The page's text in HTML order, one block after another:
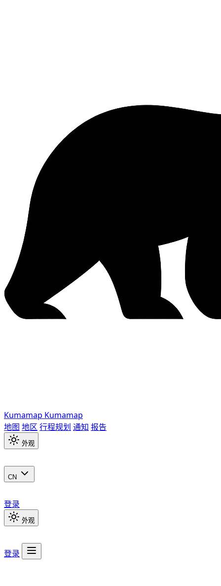
Kumamap Kumamap
地图 地区 行程规划 通知 报告
外观
CN
登录
外观
登录